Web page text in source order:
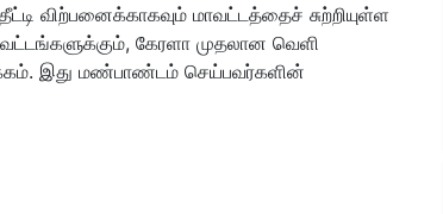
விற்பனைக்காகவும் மாவட்டத்தைச் சுற்றியுள்ள
கேரளா முதலான வெளி
இது மண்பாண்டம் செய்பவர்களின்